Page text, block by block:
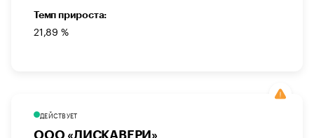
Темп прироста:
21,89 %
ДЕЙСТВУЕТ
ООО «ДИСКАВЕРИ»